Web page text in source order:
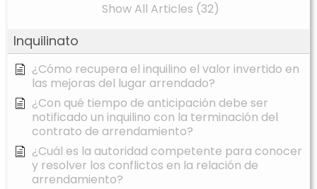
Show All Articles (32)
Inquilinato
¿Cómo recupera el inquilino el valor invertido en
las mejoras del lugar arrendado?
¿Con qué tiempo de anticipación debe ser
notificado un inquilino con la terminación del
contrato de arrendamiento?
¿Cuál es la autoridad competente para conocer
y resolver los conflictos en la relación de
arrendamiento?